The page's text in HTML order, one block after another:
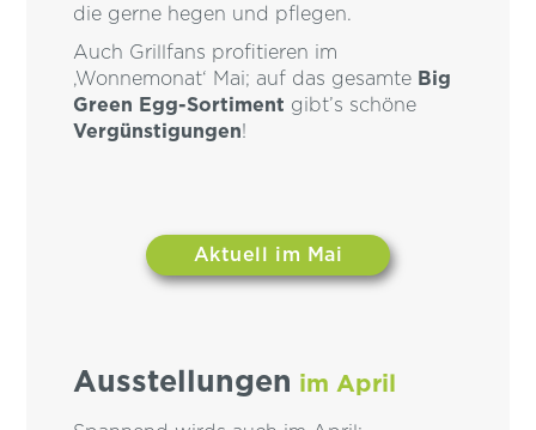
die gerne hegen und pflegen.
Auch Grillfans profitieren im
‚Wonnemonat‘ Mai; auf das gesamte Big
Green Egg-Sortiment gibt’s schöne
Vergünstigungen!
Aktuell im Mai
Ausstellungen im April